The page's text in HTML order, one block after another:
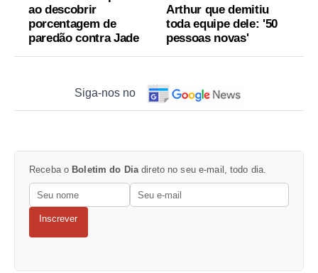
ao descobrir
porcentagem de
paredão contra Jade
Arthur que demitiu
toda equipe dele: '50
pessoas novas'
Siga-nos no
Receba o Boletim do Dia direto no seu e-mail, todo dia.
Inscrever